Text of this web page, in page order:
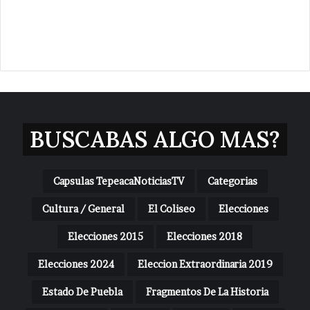
BUSCABAS ALGO MAS?
Capsulas TepeacaNoticiasTV Categorias
Cultura / General El Coliseo Elecciones
Elecciones 2015 Elecciones 2018
Elecciones 2024 Eleccion Extraordinaria 2019
Estado De Puebla Fragmentos De La Historia